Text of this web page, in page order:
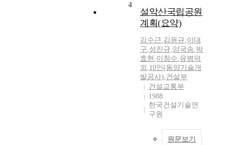
4
설악산국립공원
계획(요약)
김수근,김윤규,이대
구,성진규,양국송,박
효현 ,이창수,유병덕
외 ,10인(동양기술개
발공사),건설부
건설교통부
1988
한국건설기술연
구원
원문보기